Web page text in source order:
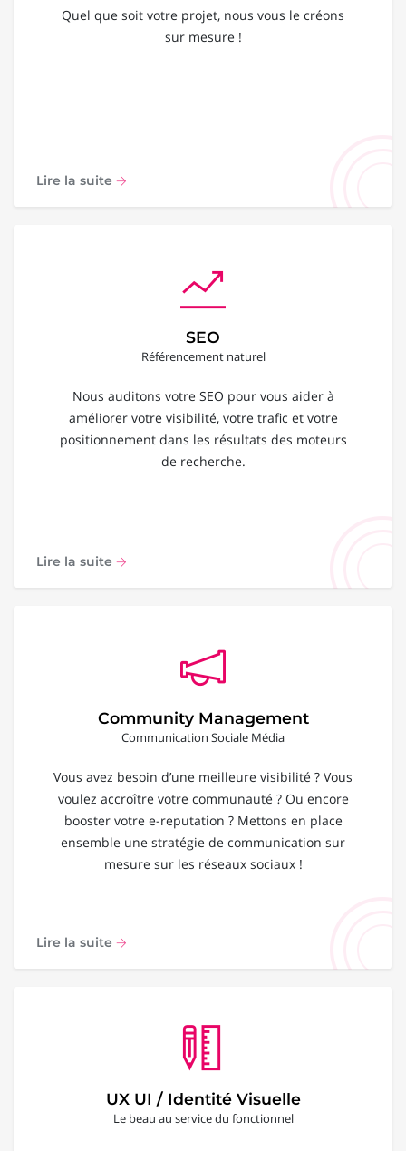
Quel que soit votre projet, nous vous le créons
sur mesure !
Lire la suite
SEO
Référencement naturel
Nous auditons votre SEO pour vous aider à
améliorer votre visibilité, votre trafic et votre
positionnement dans les résultats des moteurs
de recherche.
Lire la suite
Community Management
Communication Sociale Média
Vous avez besoin d’une meilleure visibilité ? Vous
voulez accroître votre communauté ? Ou encore
booster votre e-reputation ? Mettons en place
ensemble une stratégie de communication sur
mesure sur les réseaux sociaux !
Lire la suite
UX UI / Identité Visuelle
Le beau au service du fonctionnel